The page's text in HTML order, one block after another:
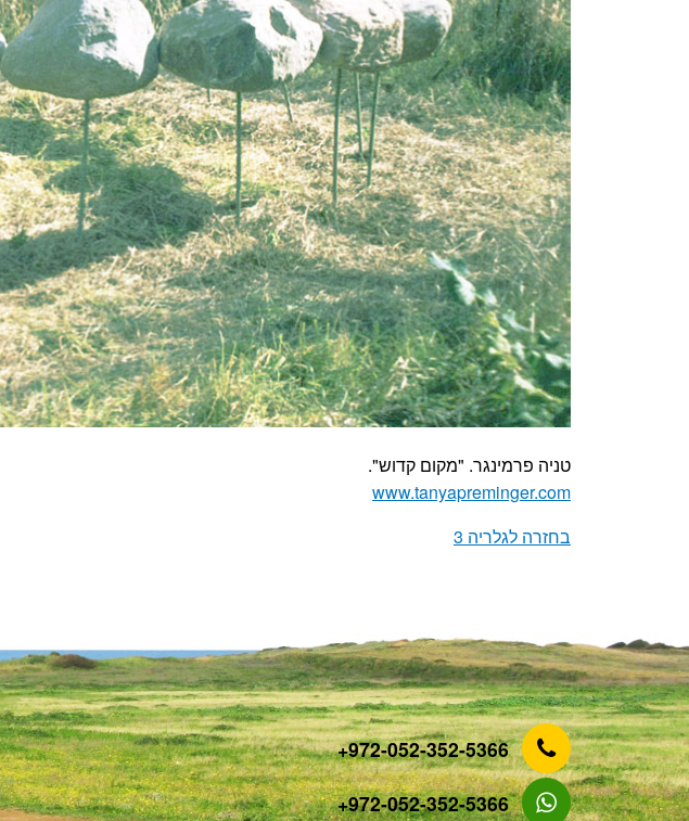
טניה פרמינגר. "מקום קדוש".
www.tanyapreminger.com
בחזרה לגלריה 3
‎+972-052-352-5366
‎+972-052-352-5366